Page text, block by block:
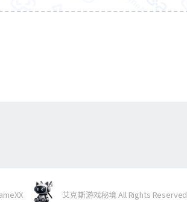
艾克斯游戏秘境 All Rights Reserved